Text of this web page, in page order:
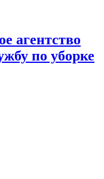
агентство
по уборке